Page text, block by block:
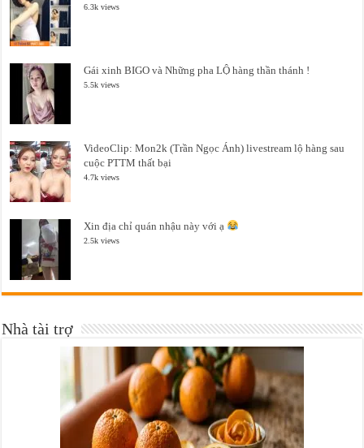
6.3k views
Gái xinh BIGO và Những pha LỘ hàng thần thánh !
5.5k views
VideoClip: Mon2k (Trần Ngọc Ánh) livestream lộ hàng sau
cuộc PTTM thất bại
4.7k views
Xin địa chỉ quán nhậu này với ạ
2.5k views
Nhà tài trợ